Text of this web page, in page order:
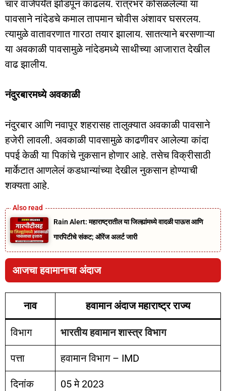
चार वाजेपर्यंत झोडपून काढलंय. रात्रभर कोसळलेल्या या
पावसाने नांदेडचे कमाल तापमान चोवीस अंशावर घसरलय.
त्यामुळे वातावरणात गारठा तयार झालाय. सातत्याने बरसणाऱ्या
या अवकाळी पावसामुळे नांदेडमध्ये साथीच्या आजारात देखील
वाढ झालीय.
नंदुरबारमध्ये अवकाळी
नंदुरबार आणि नवापूर शहरासह तालुक्यात अवकाळी पावसाने
हजेरी लावली. अवकाळी पावसामुळे काढणीवर आलेल्या कांदा
पपई केळी या पिकांचे नुकसान होणार आहे. तसेच विक्रीसाठी
मार्केटात आणलेलं कडधान्यांच्या देखील नुकसान होण्याची
शक्यता आहे.
Rain Alert: महाराष्ट्रातील या जिल्ह्यांमध्ये वादळी पाऊस आणि
गारपिटीचे संकट; ऑरेंज अलर्ट जारी
आजचा हवामानाचा अंदाज
नाव हवामान अंदाज महाराष्ट्र राज्य
विभाग भारतीय हवामान शास्त्र विभाग
पत्ता हवामान विभाग – IMD
दिनांक 05 मे 2023